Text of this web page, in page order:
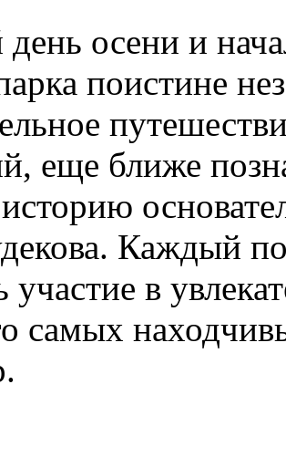
осени и
поистине
еще ближе
Каждый
участие в
самых